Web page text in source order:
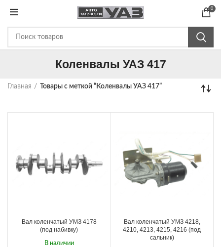
0
Коленвалы УАЗ 417
Главная Товары с меткой “Коленвалы УАЗ 417”
Вал коленчатый УМЗ 4178
(под набивку)
В наличии
Вал коленчатый УМЗ 4218,
4210, 4213, 4215, 4216 (под
сальник)